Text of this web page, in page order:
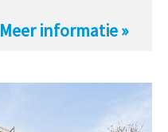
Meer informatie »